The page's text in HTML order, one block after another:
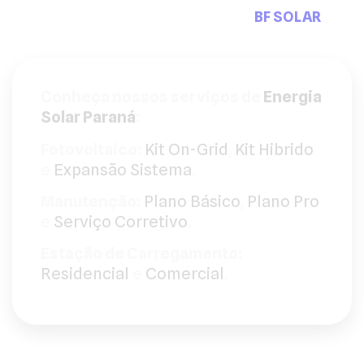
BF SOLAR
Energia
Solar Paraná
Kit On-Grid Kit Hibrido
Expansão Sistema
Plano Básico Plano Pro
Serviço Corretivo
Residencial
Comercial